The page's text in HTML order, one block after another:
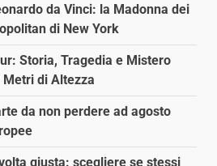
da Vinci: la Madonna dei
di New York
Storia, Tragedia e Mistero
di Altezza
da non perdere ad agosto
giusta: scegliere se stessi